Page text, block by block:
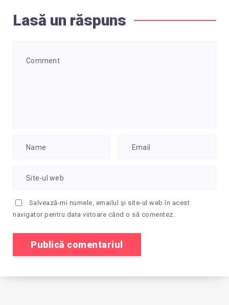
Lasă un răspuns
Salvează-mi numele, emailul și site-ul web în acest
navigator pentru data viitoare când o să comentez.